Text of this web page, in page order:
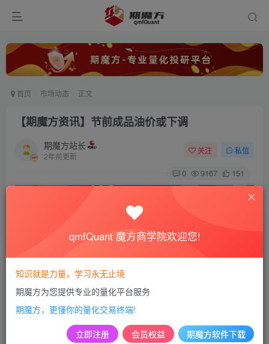
首页 市场动态 正文
【期魔方资讯】节前成品油价或下调
期魔方站长
2年前更新
关注 私信
0 9167 151
29日24时，国内成品油将迎来新一轮的调价窗口。根据综合
进一步加剧了供应紧张的态势。
qmfQuant 魔方商学院欢迎您!
知识就是力量，学习永无止境
期魔方为您提供专业的量化平台服务
期魔方，更懂你的量化交易终端!
立即注册 会员权益 期魔方软件下载